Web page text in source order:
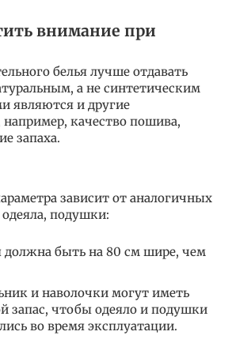
внимание при
белья лучше отдавать
а не синтетическим
являются и другие
например, качество пошива,
запаха.
зависит от аналогичных
подушки:
должна быть на 80 см шире, чем
и наволочки могут иметь
запас, чтобы одеяло и подушки
во время эксплуатации.